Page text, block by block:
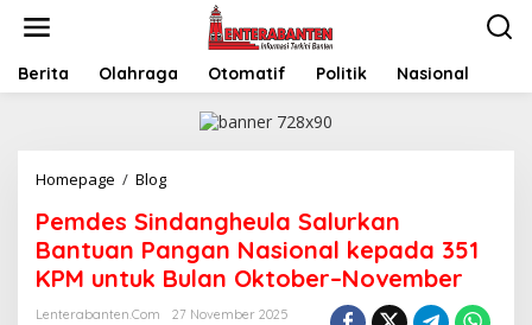
Berita Olahraga Otomatif Politik Nasional
Homepage / BlogPemdes
Salurkan
Bantuan
Pangan
Nasional
kepada
Pemdes Sindangheula Salurkan
Bantuan Pangan Nasional kepada 351
KPM untuk Bulan Oktober–November
Lenterabanten.com
27 November 2025